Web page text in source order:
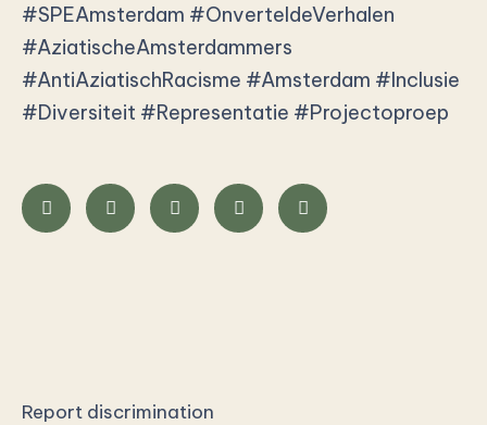
#SPEAmsterdam #OnverteldeVerhalen
#AziatischeAmsterdammers
#AntiAziatischRacisme #Amsterdam #Inclusie
#Diversiteit #Representatie #Projectoproep
Report discrimination